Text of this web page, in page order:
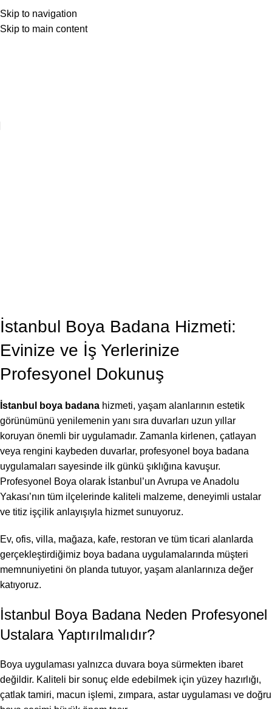
Skip to navigation
Skip to main content
İstanbul Boya Badana Hizmeti:
Evinize ve İş Yerlerinize
Profesyonel Dokunuş
İstanbul boya badana hizmeti, yaşam alanlarının estetik
görünümünü yenilemenin yanı sıra duvarları uzun yıllar
koruyan önemli bir uygulamadır. Zamanla kirlenen, çatlayan
veya rengini kaybeden duvarlar, profesyonel boya badana
uygulamaları sayesinde ilk günkü şıklığına kavuşur.
Profesyonel Boya olarak İstanbul’un Avrupa ve Anadolu
Yakası’nın tüm ilçelerinde kaliteli malzeme, deneyimli ustalar
ve titiz işçilik anlayışıyla hizmet sunuyoruz.
Ev, ofis, villa, mağaza, kafe, restoran ve tüm ticari alanlarda
gerçekleştirdiğimiz boya badana uygulamalarında müşteri
memnuniyetini ön planda tutuyor, yaşam alanlarınıza değer
katıyoruz.
İstanbul Boya Badana Neden Profesyonel
Ustalara Yaptırılmalıdır?
Boya uygulaması yalnızca duvara boya sürmekten ibaret
değildir. Kaliteli bir sonuç elde edebilmek için yüzey hazırlığı,
çatlak tamiri, macun işlemi, zımpara, astar uygulaması ve doğru